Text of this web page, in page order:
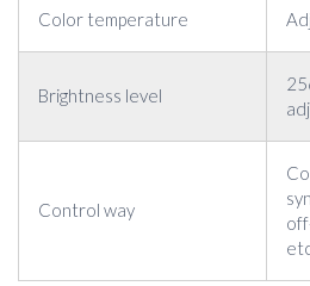
Color temperature
Brightness level
Control way